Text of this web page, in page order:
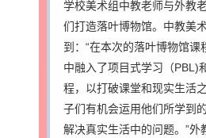
学校美术组中教老师与外教
们打造落叶博物馆。中教美
到：“在本次的落叶博物馆课
中融入了项目式学习（PBL)
程，以打破课堂和现实生活
子们有机会运用他们所学到
解决真实生活中的问题。”外